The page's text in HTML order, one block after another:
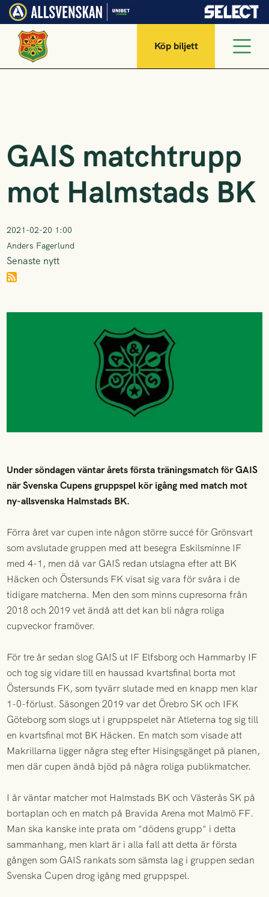
Köp biljett
GAIS matchtrupp
mot Halmstads BK
2021-02-20 1:00
Anders Fagerlund
Senaste nytt
Under söndagen väntar årets första träningsmatch för GAIS
när Svenska Cupens gruppspel kör igång med match mot
ny-allsvenska Halmstads BK.
Förra året var cupen inte någon större succé för Grönsvart
som avslutade gruppen med att besegra Eskilsminne IF
med 4-1, men då var GAIS redan utslagna efter att BK
Häcken och Östersunds FK visat sig vara för svåra i de
tidigare matcherna. Men den som minns cupresorna från
2018 och 2019 vet ändå att det kan bli några roliga
cupveckor framöver.
För tre år sedan slog GAIS ut IF Elfsborg och Hammarby IF
och tog sig vidare till en haussad kvartsfinal borta mot
Östersunds FK, som tyvärr slutade med en knapp men klar
1-0-förlust. Säsongen 2019 var det Örebro SK och IFK
Göteborg som slogs ut i gruppspelet när Atleterna tog sig till
en kvartsfinal mot BK Häcken. En match som visade att
Makrillarna ligger några steg efter Hisingsgänget på planen,
men där cupen ändå bjöd på några roliga publikmatcher.
I år väntar matcher mot Halmstads BK och Västerås SK på
bortaplan och en match på Bravida Arena mot Malmö FF.
Man ska kanske inte prata om "dödens grupp" i detta
sammanhang, men klart är i alla fall att detta är första
gången som GAIS rankats som sämsta lag i gruppen sedan
Svenska Cupen drog igång med gruppspel.